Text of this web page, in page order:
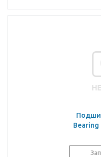
Bearing